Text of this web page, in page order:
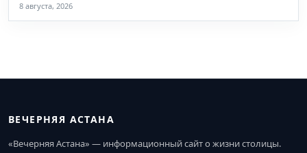
8 августа, 2026
ВЕЧЕРНЯЯ АСТАНА
«Вечерняя Астана» — информационный сайт о жизни столицы.